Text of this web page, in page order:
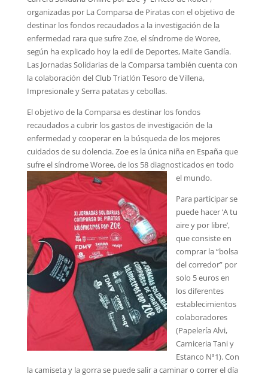
organizadas por La Comparsa de Piratas con el objetivo de
destinar los fondos recaudados a la investigación de la
enfermedad rara que sufre Zoe, el síndrome de Woree,
según ha explicado hoy la edil de Deportes, Maite Gandía.
Las Jornadas Solidarias de la Comparsa también cuenta con
la colaboración del Club Triatlón Tesoro de Villena,
Impresionale y Serra patatas y cebollas.
El objetivo de la Comparsa es destinar los fondos
recaudados a cubrir los gastos de investigación de la
enfermedad y cooperar en la búsqueda de los mejores
cuidados de su dolencia. Zoe es la única niña en España que
sufre el síndrome Woree, de los 58 diagnosticados en todo
el mundo.
Para participar se
puede hacer ‘A tu
aire y por libre’,
que consiste en
comprar la “bolsa
del corredor” por
solo 5 euros en
los diferentes
establecimientos
colaboradores
(Papelería Alvi,
Carniceria Tani y
Estanco Nª1). Con
la camiseta y la gorra se puede salir a caminar o correr el día